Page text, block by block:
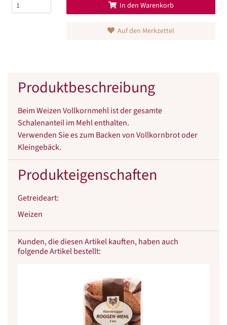
In den Warenkorb
Auf den Merkzettel
Produktbeschreibung
Beim Weizen Vollkornmehl ist der gesamte
Schalenanteil im Mehl enthalten.
Verwenden Sie es zum Backen von Vollkornbrot oder
Kleingebäck.
Produkteigenschaften
Getreideart:
Weizen
Kunden, die diesen Artikel kauften, haben auch
folgende Artikel bestellt: